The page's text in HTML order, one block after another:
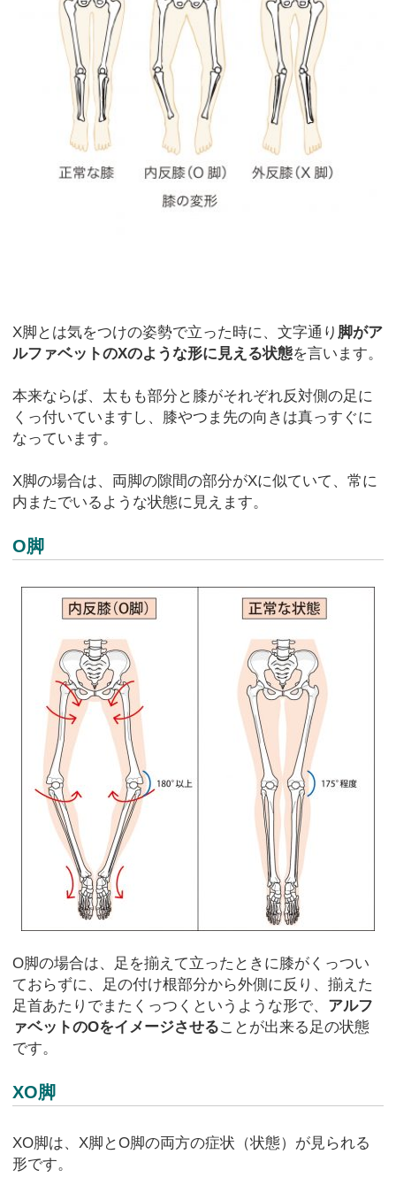
X脚とは気をつけの姿勢で立った時に、文字通り 脚がア
ルファベットのXのような形に見える状態を言います。
本来ならば、太もも部分と膝がそれぞれ反対側の足に
くっ付いていますし、膝やつま先の向きは真っすぐに
なっています。
X脚の場合は、両脚の隙間の部分がXに似ていて、常に
内またでいるような状態に見えます。
O脚
O脚の場合は、足を揃えて立ったときに膝がくっつい
ておらずに、足の付け根部分から外側に反り、揃えた
足首あたりでまたくっつくというような形で、 アルフ
ァベットのOをイメージさせる ことが出来る足の状態
です。
XO脚
XO脚は、X脚とO脚の両方の症状（状態）が見られる
形です。